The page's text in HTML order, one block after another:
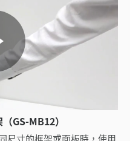
GS-MB12）